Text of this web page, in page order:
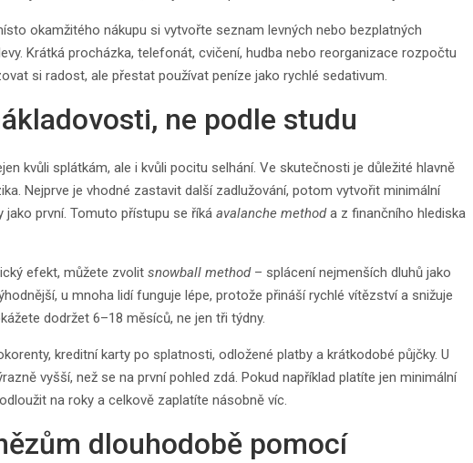
okamžitého nákupu si vytvořte seznam levných nebo bezplatných
Krátká procházka, telefonát, cvičení, hudba nebo reorganizace rozpočtu
si radost, ale přestat používat peníze jako rychlé sedativum.
ne podle studu
kvůli splátkám, ale i kvůli pocitu selhání. Ve skutečnosti je důležité hlavně
Nejprve je vhodné zastavit další zadlužování, potom vytvořit minimální
jako první. Tomuto přístupu se říká avalanche methoda z finančního hlediska
efekt, můžete zvolit snowball method– splácení nejmenších dluhů jako
u mnoha lidí funguje lépe, protože přináší rychlé vítězství a snižuje
dodržet 6–18 měsíců, ne jen tři týdny.
kreditní karty po splatnosti, odložené platby a krátkodobé půjčky. U
vyšší, než se na první pohled zdá. Pokud například platíte jen minimální
na roky a celkově zaplatíte násobně víc.
dlouhodobě pomocí